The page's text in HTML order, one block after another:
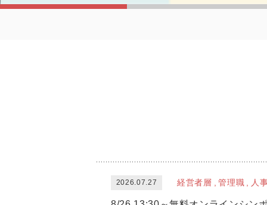
2026.07.27 経営者層 管理職 人